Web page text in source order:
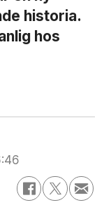
historia.
hos